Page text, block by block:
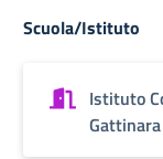
Scuola/Istituto
Istituto
Gattinara